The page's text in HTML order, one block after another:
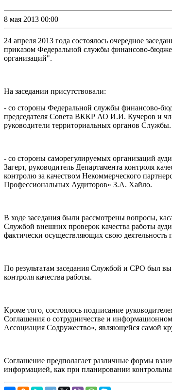
8 мая 2013 00:00
24 апреля 2013 года состоялось очередное
приказом Федеральной службы финансово-
организаций".
На заседании присутствовали:
- со стороны Федеральной службы финансово-
председателя Совета ВККР АО И.И. Кучеров и
руководители территориальных органов Службы.
- со стороны саморегулируемых организаций
Загерт, руководитель Департамента контроля
контролю за качеством Некоммерческого
Профессиональных Аудиторов» З.А. Хайло.
В ходе заседания были рассмотрены вопросы,
Службой внешних проверок качества работы
фактически осуществляющих свою
По результатам заседания Службой и СРО был
контроля качества работы.
Кроме того, состоялось подписание
Соглашения о сотрудничестве и
Ассоциация Содружество», являющейся самой
Соглашение предполагает различные формы
информацией, как при планировании